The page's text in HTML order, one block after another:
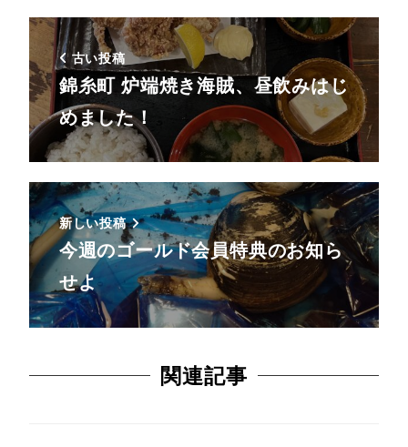
古い投稿
錦糸町 炉端焼き海賊、昼飲みはじ
めました！
新しい投稿
今週のゴールド会員特典のお知ら
せよ
関連記事